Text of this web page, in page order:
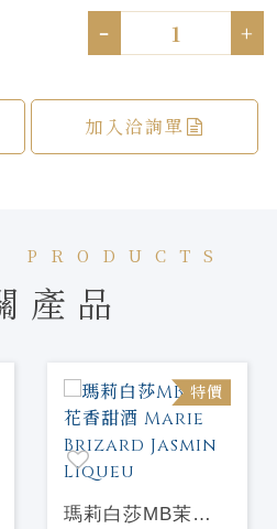
- +
加入洽詢單
PRODUCTS
產品
特價
瑪莉白莎MB茉莉